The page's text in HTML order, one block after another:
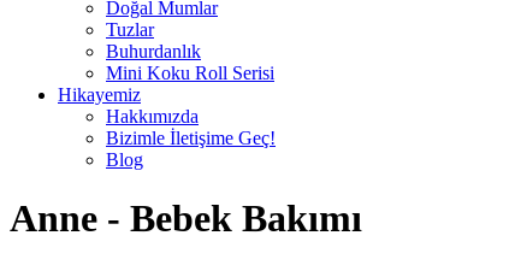
Doğal Mumlar
Tuzlar
Buhurdanlık
Mini Koku Roll Serisi
Hikayemiz
Hakkımızda
Bizimle İletişime Geç!
Blog
Anne - Bebek Bakımı